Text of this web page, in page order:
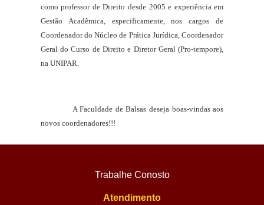
como professor de Direito desde 2005 e experiência em
Gestão Acadêmica, especificamente, nos cargos de
Coordenador do Núcleo de Prática Jurídica, Coordenador
Geral do Curso de Direito e Diretor Geral (Pro-tempore),
na UNIPAR.
AFaculdade de Balsas deseja boas-vindas aos
novos coordenadores!!!
Trabalhe Conosto
Atendimento